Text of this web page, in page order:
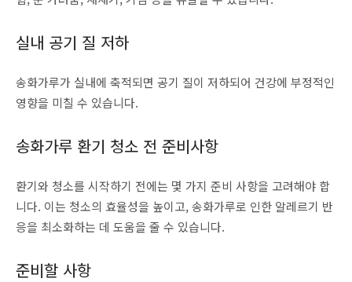
실내 공기 질 저하
송화가루가 실내에 축적되면 공기 질이 저하되어 건강에 부정적인
영향을 미칠 수 있습니다.
송화가루 환기 청소 전 준비사항
환기와 청소를 시작하기 전에는 몇 가지 준비 사항을 고려해야 합
니다. 이는 청소의 효율성을 높이고, 송화가루로 인한 알레르기 반
응을 최소화하는 데 도움을 줄 수 있습니다.
준비할 사항